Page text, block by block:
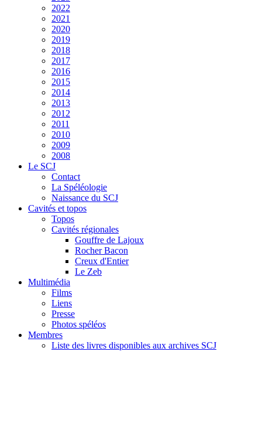
2022
2021
2020
2019
2018
2017
2016
2015
2014
2013
2012
2011
2010
2009
2008
Le SCJ
Contact
La Spéléologie
Naissance du SCJ
Cavités et topos
Topos
Cavités régionales
Gouffre de Lajoux
Rocher Bacon
Creux d'Entier
Le Zeb
Multimédia
Films
Liens
Presse
Photos spéléos
Membres
Liste des livres disponibles aux archives SCJ